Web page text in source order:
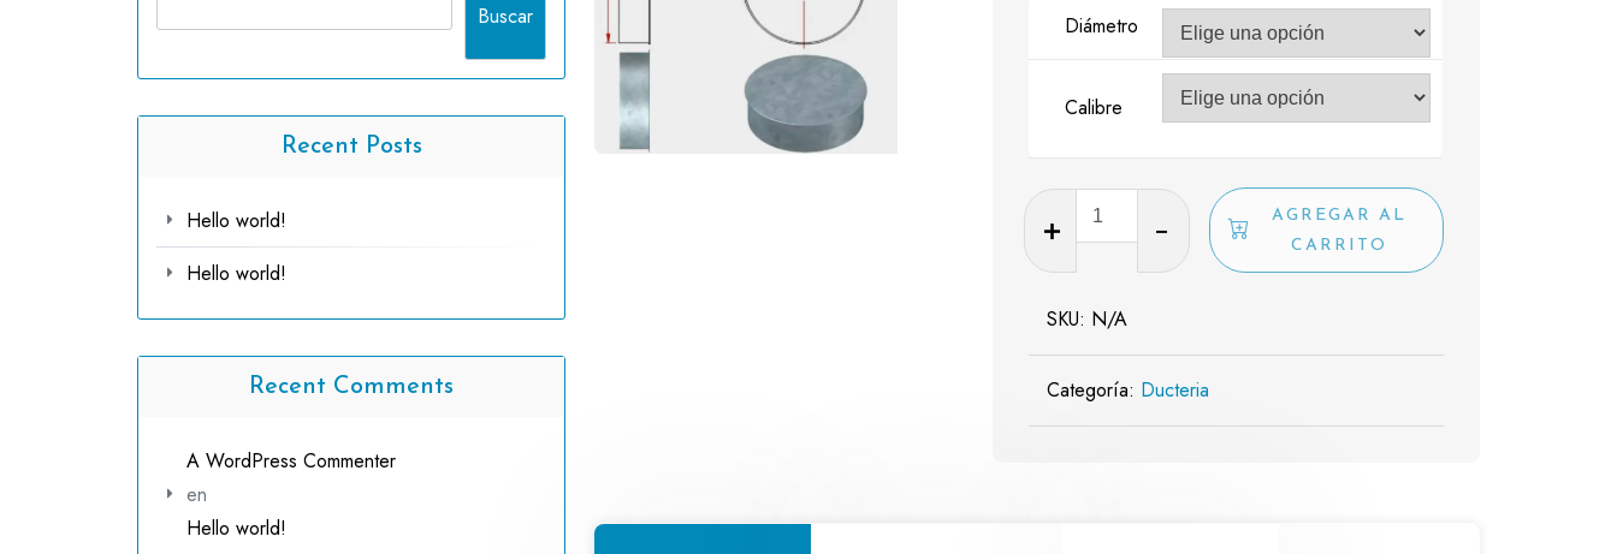
Diámetro
Calibre
Tapa
cantidad
AGREGAR AL
CARRITO
SKU: N/A
Categoría: Ducteria
Buscar
Recent Posts
Hello world!
Hello world!
Recent Comments
A WordPress Commenter
en
Hello world!